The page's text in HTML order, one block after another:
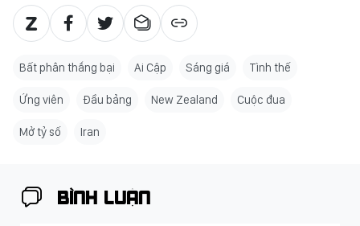
Bất phân thắng bại Ai Cập Sáng giá Tình thế
Ứng viên Đầu bảng New Zealand Cuộc đua
Mở tỷ số Iran
BÌNH LUẬN